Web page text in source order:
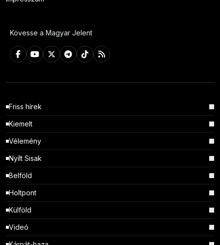
Kövesse a Magyar Jelent
Friss hírek
Kiemelt
Vélemény
Nyílt Sisak
Belföld
Holtpont
Külföld
Videó